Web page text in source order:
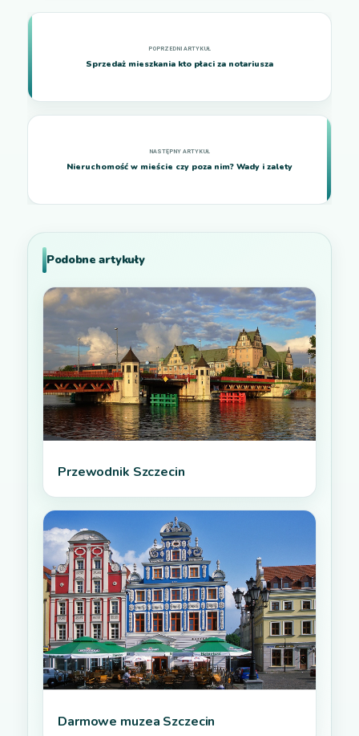
Sprzedaż mieszkania kto płaci za notariusza
Nieruchomość w mieście czy poza nim? Wady i zalety
Podobne artykuły
Przewodnik Szczecin
Darmowe muzea Szczecin